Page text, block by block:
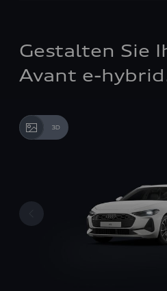
Gestalten Sie
Avant e-